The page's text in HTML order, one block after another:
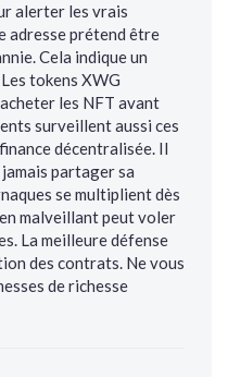
alerter les vrais
adresse prétend être
Cela indique un
tokens XWG
les NFT avant
surveillent aussi ces
décentralisée. Il
partager sa
se multiplient dès
malveillant peut voler
La meilleure défense
des contrats. Ne vous
de richesse